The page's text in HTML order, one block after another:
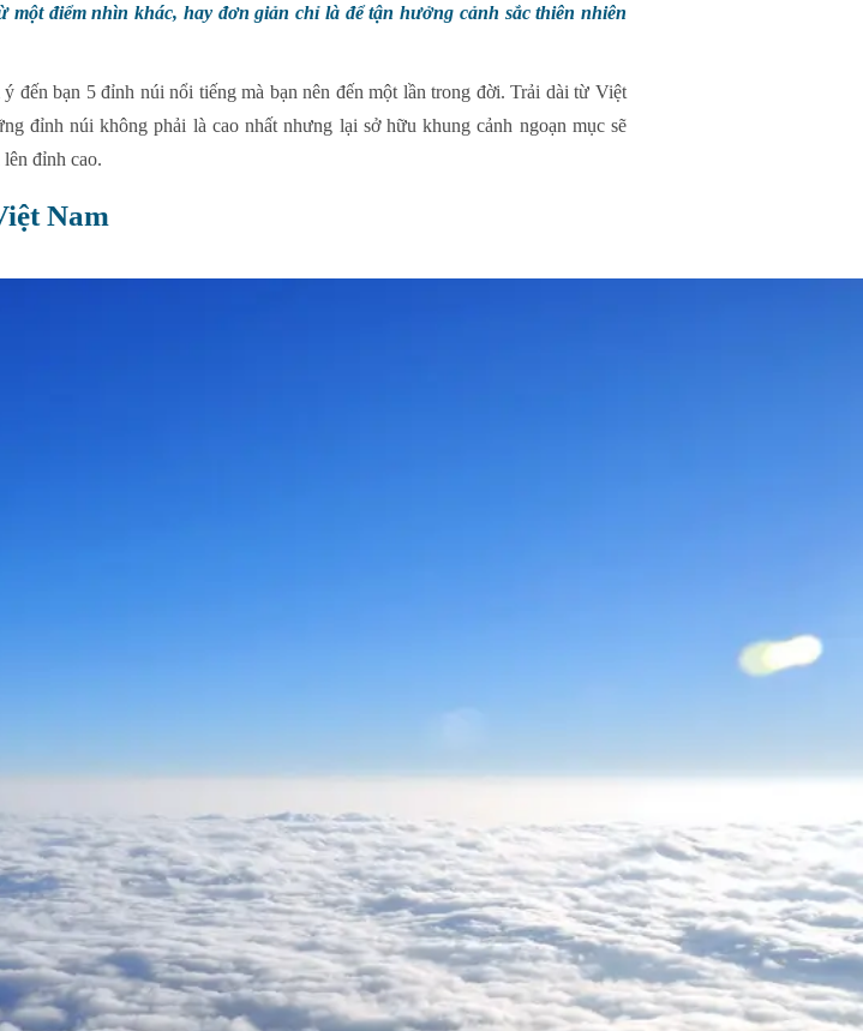
điểm nhìn khác, hay đơn giản chỉ là để tận hưởng cảnh sắc thiên nhiên
đến bạn 5 đỉnh núi nổi tiếng mà bạn nên đến một lần trong đời. Trải dài từ Việt
đỉnh núi không phải là cao nhất nhưng lại sở hữu khung cảnh ngoạn mục sẽ
đỉnh cao.
Nam